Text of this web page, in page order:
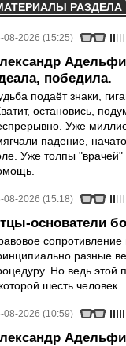
РАЗДЕЛА
08-2026 (15:25)
победила.
подаёт знаки,
остановись,
Уже
падение,
Уже толпы
08-2026 (15:18)
основатели
разные
Но ведь этой
шесть человек.
08-2026 (10:59)